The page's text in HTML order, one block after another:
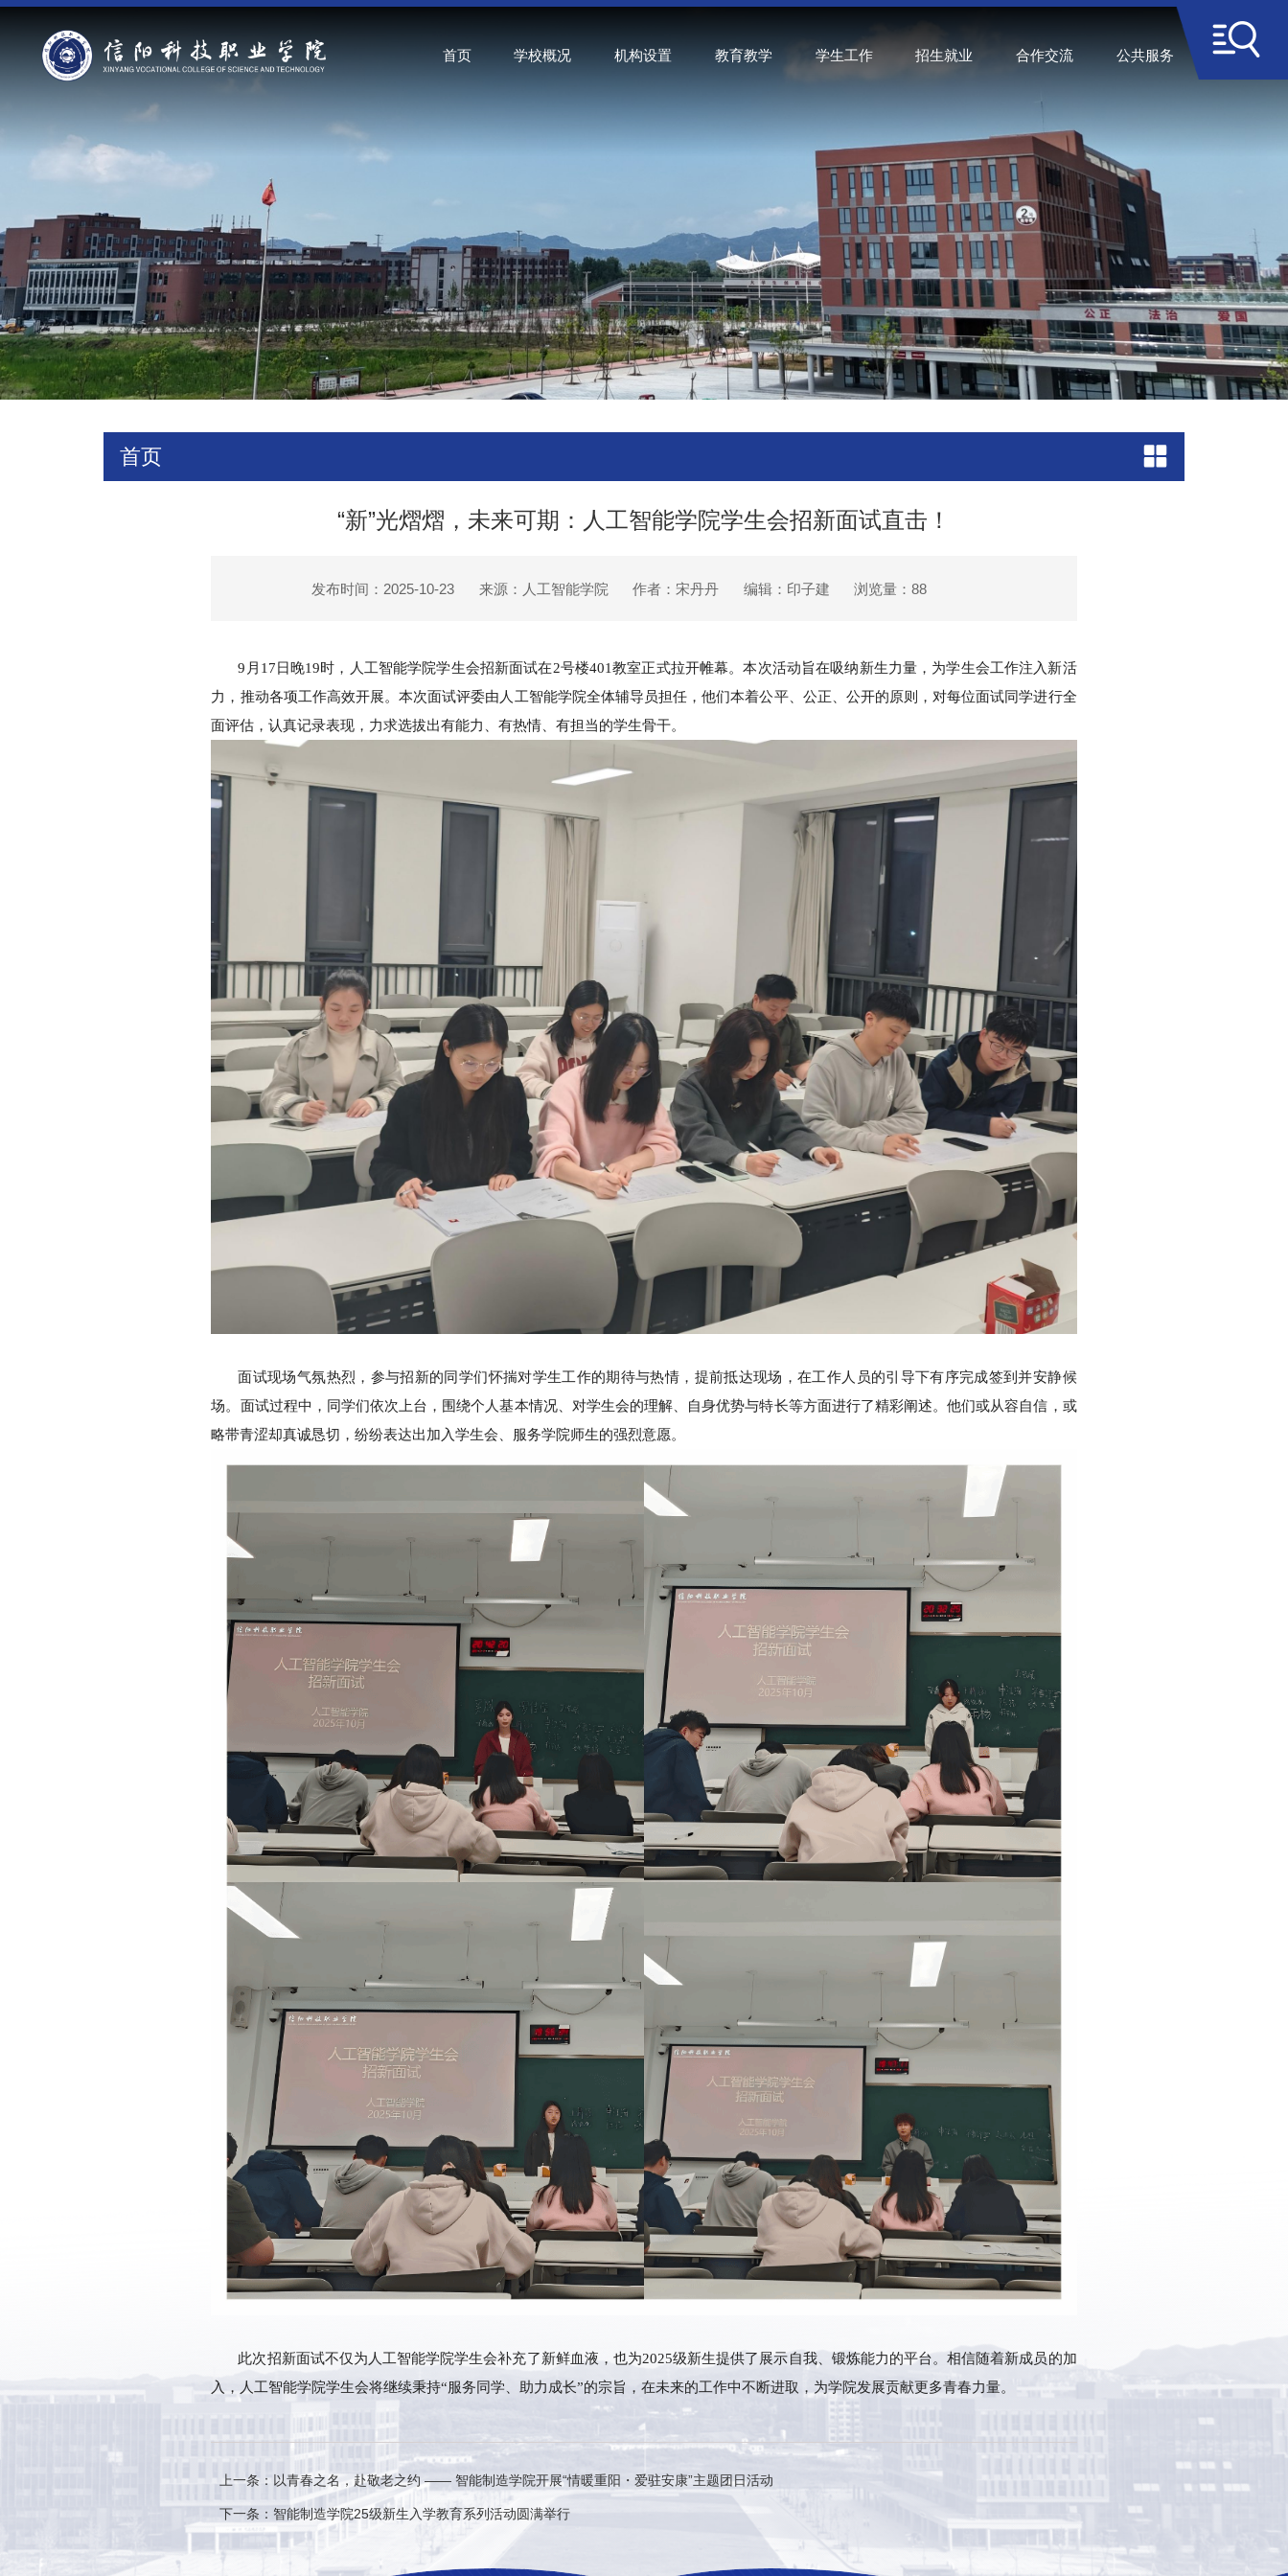
首页 学校概况 机构设置 教育教学 学生工作 招生就业 合作交流 公共服务
首页
“新”光熠熠，未来可期：人工智能学院学生会招新面试直击！
发布时间：2025-10-23 来源：人工智能学院 作者：宋丹丹 编辑：印子建 浏览量：88
9月17日晚19时，人工智能学院学生会招新面试在2号楼401教室正式拉开帷幕。本次活动旨在吸纳新生力量，为学生会工作注入新活
力，推动各项工作高效开展。本次面试评委由人工智能学院全体辅导员担任，他们本着公平、公正、公开的原则，对每位面试同学进行全
面评估，认真记录表现，力求选拔出有能力、有热情、有担当的学生骨干。
面试现场气氛热烈，参与招新的同学们怀揣对学生工作的期待与热情，提前抵达现场，在工作人员的引导下有序完成签到并安静候
场。面试过程中，同学们依次上台，围绕个人基本情况、对学生会的理解、自身优势与特长等方面进行了精彩阐述。他们或从容自信，或
略带青涩却真诚恳切，纷纷表达出加入学生会、服务学院师生的强烈意愿。
此次招新面试不仅为人工智能学院学生会补充了新鲜血液，也为2025级新生提供了展示自我、锻炼能力的平台。相信随着新成员的加
入，人工智能学院学生会将继续秉持“服务同学、助力成长”的宗旨，在未来的工作中不断进取，为学院发展贡献更多青春力量。
上一条：以青春之名，赴敬老之约 —— 智能制造学院开展“情暖重阳・爱驻安康”主题团日活动
下一条：智能制造学院25级新生入学教育系列活动圆满举行